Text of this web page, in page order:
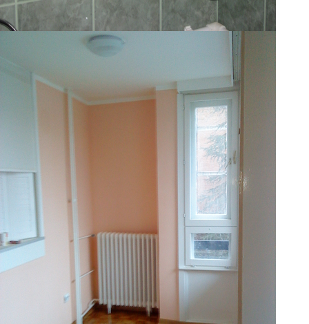
BRĐANI
Klikni za veći prikaz